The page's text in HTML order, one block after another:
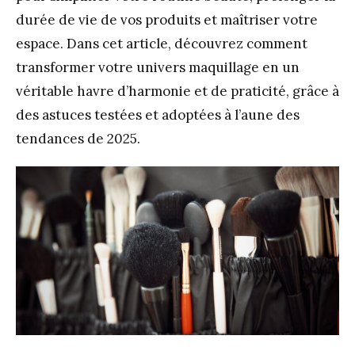
durée de vie de vos produits et maîtriser votre
espace. Dans cet article, découvrez comment
transformer votre univers maquillage en un
véritable havre d’harmonie et de praticité, grâce à
des astuces testées et adoptées à l’aune des
tendances de 2025.